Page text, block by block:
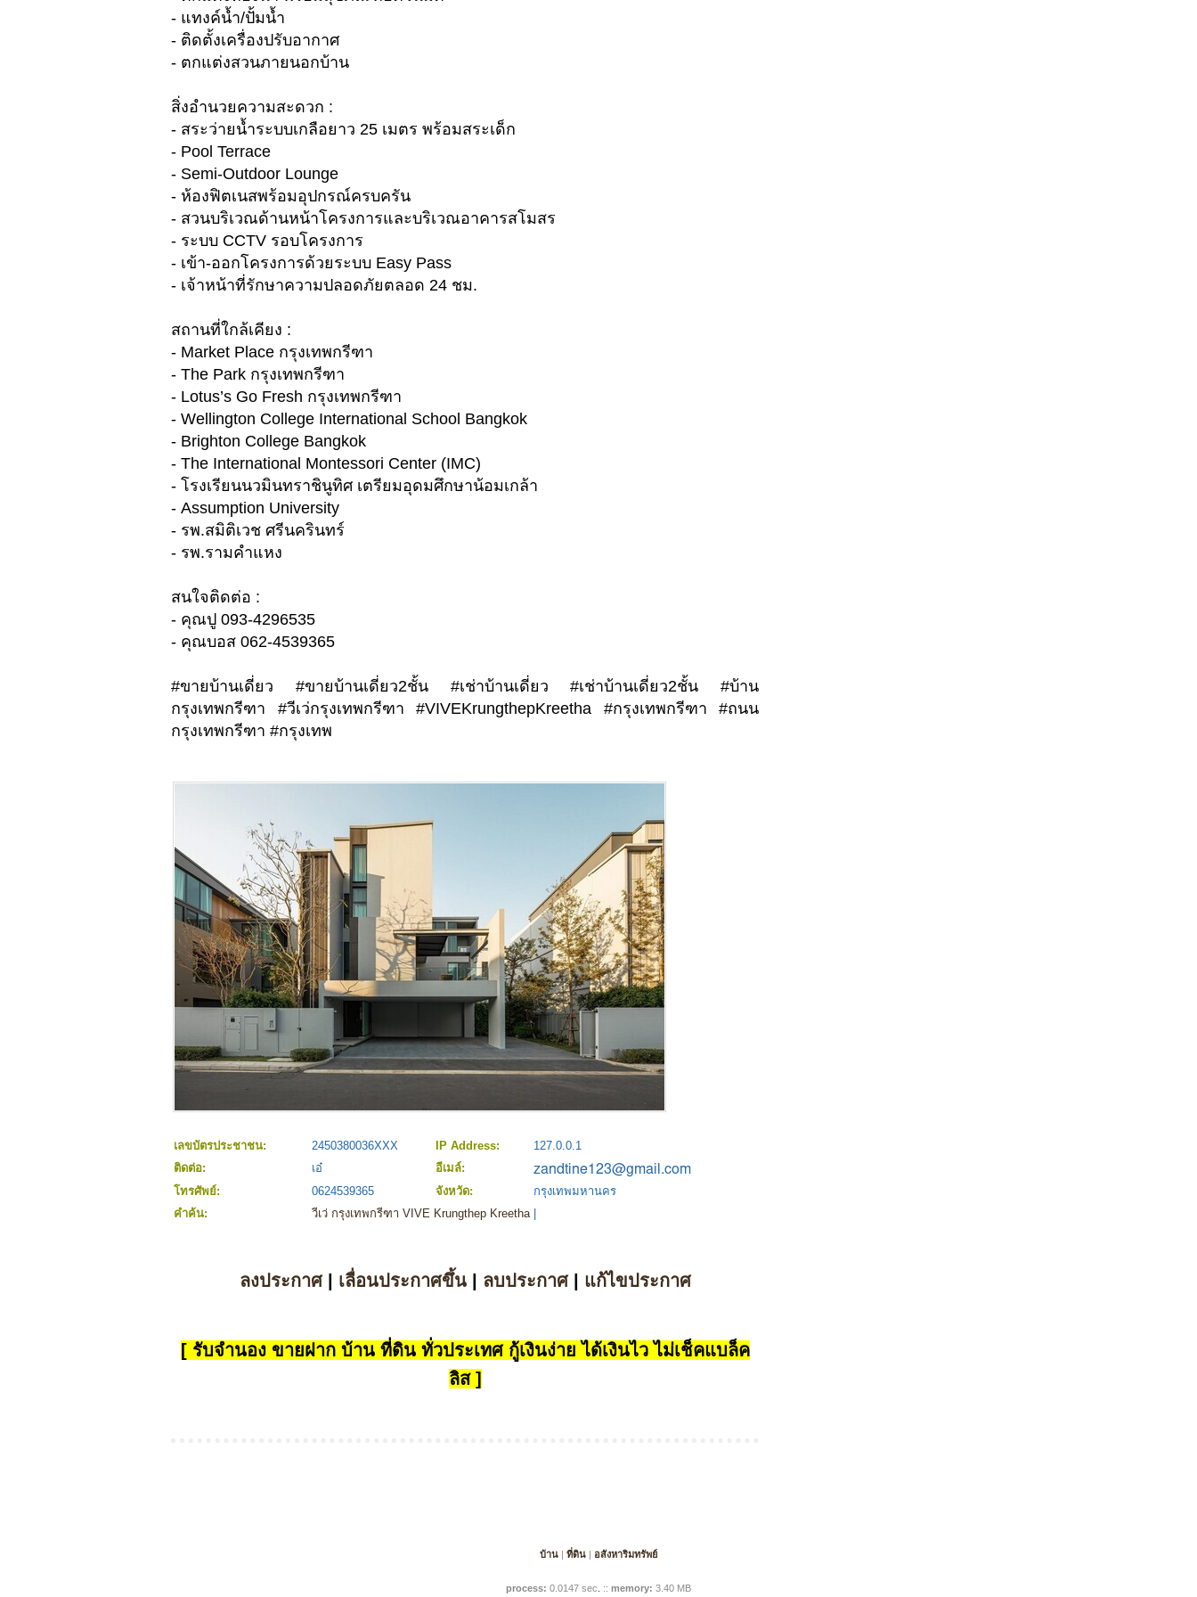
- แทงค์น้ำ/ปั้มน้ำ
- ติดตั้งเครื่องปรับอากาศ
- ตกแต่งสวนภายนอกบ้าน
สิ่งอำนวยความสะดวก :
- สระว่ายน้ำระบบเกลือยาว 25 เมตร พร้อมสระเด็ก
- Pool Terrace
- Semi-Outdoor Lounge
- ห้องฟิตเนสพร้อมอุปกรณ์ครบครัน
- สวนบริเวณด้านหน้าโครงการและบริเวณอาคารสโมสร
- ระบบ CCTV รอบโครงการ
- เข้า-ออกโครงการด้วยระบบ Easy Pass
- เจ้าหน้าที่รักษาความปลอดภัยตลอด 24 ชม.
สถานที่ใกล้เคียง :
- Market Place กรุงเทพกรีฑา
- The Park กรุงเทพกรีฑา
- Lotus’s Go Fresh กรุงเทพกรีฑา
- Wellington College International School Bangkok
- Brighton College Bangkok
- The International Montessori Center (IMC)
- โรงเรียนนวมินทราชินูทิศ เตรียมอุดมศึกษาน้อมเกล้า
- Assumption University
- รพ.สมิติเวช ศรีนครินทร์
- รพ.รามคำแหง
สนใจติดต่อ :
- คุณปู 093-4296535
- คุณบอส 062-4539365
#ขายบ้านเดี่ยว #ขายบ้านเดี่ยว2ชั้น #เช่าบ้านเดี่ยว #เช่าบ้านเดี่ยว2ชั้น #บ้าน
กรุงเทพกรีฑา #วีเว่กรุงเทพกรีฑา #VIVEKrungthepKreetha #กรุงเทพกรีฑา #ถนน
กรุงเทพกรีฑา #กรุงเทพ
เลขบัตรประชาชน: 2450380036XXX IP Address:
127.0.0.1
ติดต่อ:
เอ๋
อีเมล์:
โทรศัพย์:
0624539365 จังหวัด:
กรุงเทพมหานคร
คำค้น:
วีเว่ กรุงเทพกรีฑา VIVE Krungthep Kreetha|
ลงประกาศ| เลื่อนประกาศขึ้น| ลบประกาศ| แก้ไขประกาศ
[ รับจำนอง ขายฝาก บ้าน ที่ดิน ทั่วประเทศ กู้เงินง่าย ได้เงินไว ไม่เช็คแบล็ค
ลิส ]
บ้าน | ที่ดิน | อสังหาริมทรัพย์
process: 0.0147 sec :: memory: 3.40 MB